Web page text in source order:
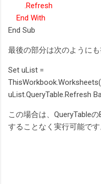
.Refresh
End With
End Sub
最後の部分は次のようにも
Set uList =
uList.QueryTable.Refresh
この場合は、QueryTable
することなく実行可能です